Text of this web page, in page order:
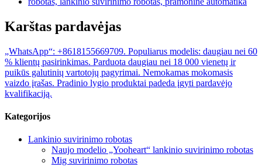
Karštas pardavėjas
„WhatsApp“: +8618155669709. Populiarus modelis: daugiau nei 60
% klientų pasirinkimas. Parduota daugiau nei 18 000 vienetų ir
puikūs galutinių vartotojų pagyrimai. Nemokamas mokomasis
vaizdo įrašas. Pradinio lygio produktai padeda įgyti pardavėjo
kvalifikaciją.
Kategorijos
Lankinio suvirinimo robotas
Naujo modelio „Yooheart“ lankinio suvirinimo robotas
Mig suvirinimo robotas